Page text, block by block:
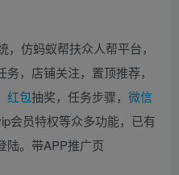
，仿蚂蚁帮扶众人帮平台，
务，店铺关注，置顶推荐，
红包抽奖，任务步骤， 微信
会员特权等众多功能，已有
陆。带APP推广页